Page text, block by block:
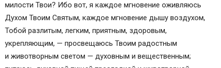
милости Твои? Ибо вот, я каждое мгновение оживляюсь
Духом Твоим Святым, каждое мгновение дышу воздухом,
Тобой разлитым, легким, приятным, здоровым,
укрепляющим, — просвещаюсь Твоим радостным
и животворным светом — духовным и вещественным;